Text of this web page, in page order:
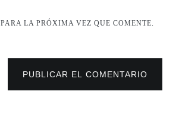
LA PRÓXIMA VEZ QUE COMENTE.
PUBLICAR EL COMENTARIO